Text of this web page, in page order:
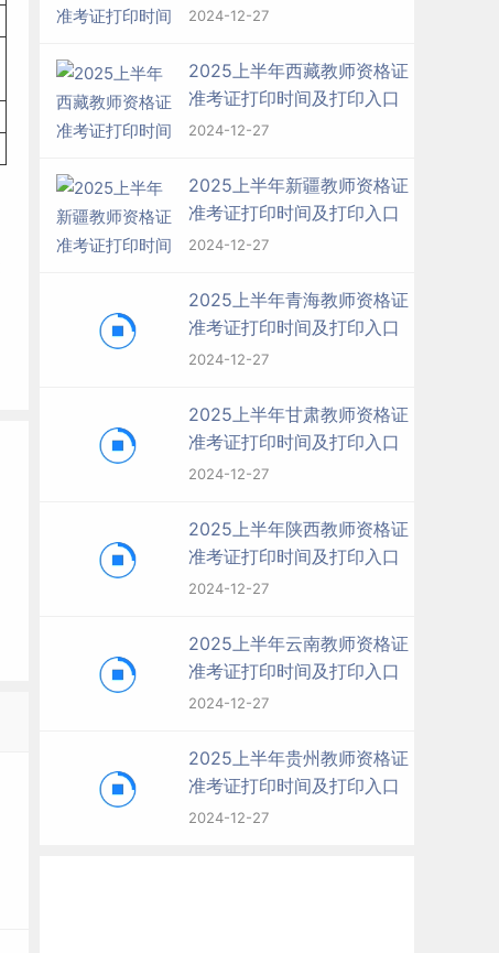
2024-12-27
2025上半年西藏教师资格证
准考证打印时间及打印入口
2024-12-27
2025上半年新疆教师资格证
准考证打印时间及打印入口
2024-12-27
2025上半年青海教师资格证
准考证打印时间及打印入口
2024-12-27
2025上半年甘肃教师资格证
准考证打印时间及打印入口
2024-12-27
2025上半年陕西教师资格证
准考证打印时间及打印入口
2024-12-27
2025上半年云南教师资格证
准考证打印时间及打印入口
2024-12-27
2025上半年贵州教师资格证
准考证打印时间及打印入口
2024-12-27